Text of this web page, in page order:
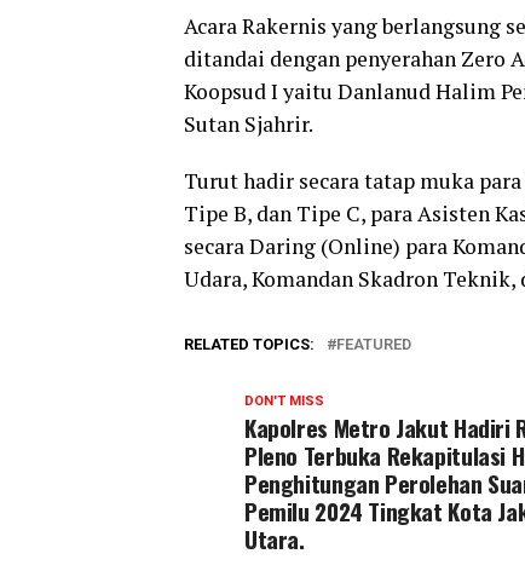
Acara Rakernis yang berlangsung
ditandai dengan penyerahan Zero
Koopsud I yaitu Danlanud Halim
Sutan Sjahrir.
Turut hadir secara tatap muka
Tipe B, dan Tipe C, para Asisten
secara Daring (Online) para
Udara, Komandan Skadron Teknik,
RELATED TOPICS: FEATURED
DON'T MISS
Kapolres Metro Jakut Hadiri
Pleno Terbuka Rekapitulasi
Penghitungan Perolehan
Pemilu 2024 Tingkat Kota
Utara.